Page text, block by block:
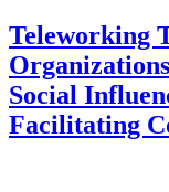
Teleworking
Social
Facilitating